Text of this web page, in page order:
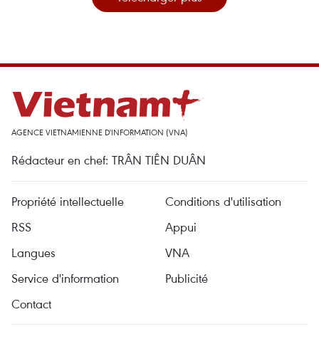
AGENCE VIETNAMIENNE D'INFORMATION (VNA)
Rédacteur en chef: TRÂN TIÊN DUÂN
Propriété intellectuelle
Conditions d'utilisation
RSS
Appui
Langues
VNA
Service d'information
Publicité
Contact